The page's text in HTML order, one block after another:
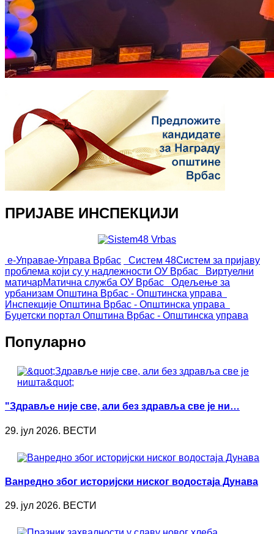
ПРИЈАВЕ ИНСПЕКЦИЈИ
е-Управае-Управа Врбас Систем 48Систем за пријаву
проблема који су у надлежности ОУ Врбас
Виртуелни
матичарМатична служба ОУ Врбас
Одељење за
урбанизам Општина Врбас - Општинска управа
Инспекције Општина Врбас - Општинска управа
Буџетски портал Општина Врбас - Општинска управа
Популарно
"Здравље није све, али без здравља све је ни…
29. јул 2026. ВЕСТИ
Ванредно због историјски ниског водостаја Дунава
29. јул 2026. ВЕСТИ